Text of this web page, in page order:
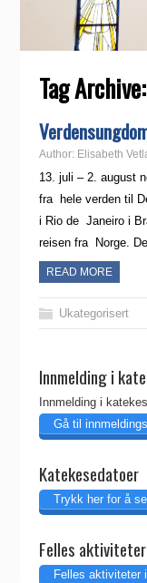
Tag Archive:
Author: Elisabeth
13. juli – 2. august
fra hele verden til
i Rio de Janeiro i
reisen fra Norge.
READ MORE
Ukategorisert
Innmelding i
Innmelding i
Gå til
Katekesedatoer
Trykk her for å
Felles aktiviteter
Felles aktiviteter